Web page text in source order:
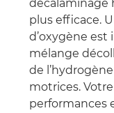
décalaminage
plus efficace.
d’oxygène est
mélange
de
motrices.
performances